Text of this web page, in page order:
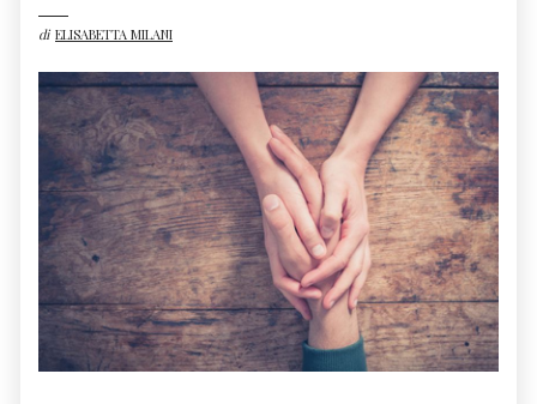
di ELISABETTA MILANI